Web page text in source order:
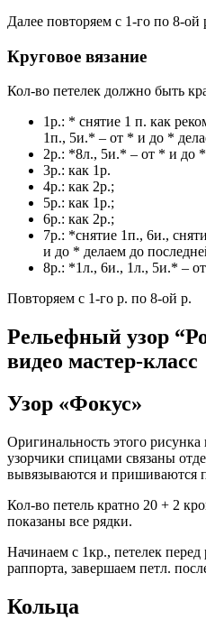
Далее повторяем с 1-го по 8-ой
Круговое вязание
Кол-во петелек должно быть
1р.: * снятие 1 п. как
1п., 5и.* – от * и до *
2р.: *8л., 5и.* – от * и до
3р.: как 1р.
4р.: как 2р.;
5р.: как 1р.;
6р.: как 2р.;
7р.: *снятие 1п., 6и.,
и до * делаем до
8р.: *1л., 6и., 1л., 5и.* –
Повторяем с 1-го р. по 8-ой р.
Рельефный узор
видео мастер-класс
Узор «Фокус»
Оригинальность этого
узорчики спицами связаны
вывязываются и пришиваются
Кол-во петель кратно 20 + 2
показаны все рядки.
Начинаем с 1кр., петелек
раппорта, завершаем петл.
Кольца